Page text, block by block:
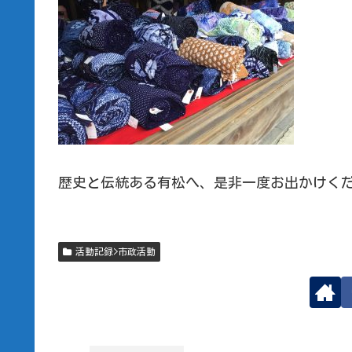
歴史と伝統ある有松へ、是非一度お出かけく
活動記録>市政活動